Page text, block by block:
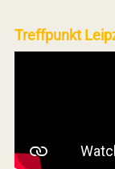
Treffpunkt